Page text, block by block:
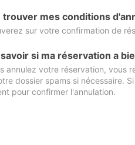
mes conditions
sur votre confirmation de
si ma réservation a
annulez votre réservation, vous
dossier spams si nécessaire.
pour confirmer l'annulation.